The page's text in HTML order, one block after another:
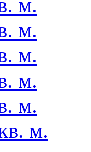
м.
м.
м.
м.
м.